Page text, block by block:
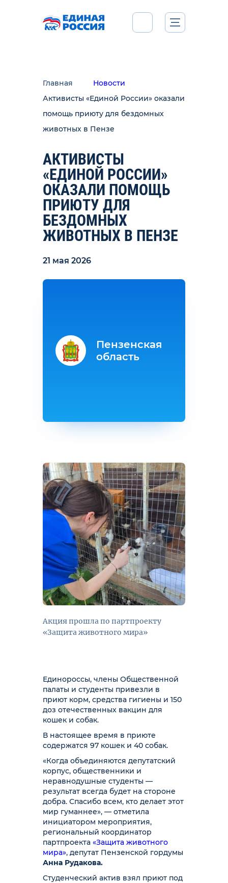
Главная
Новости
Активисты «Единой России» оказали
помощь приюту для бездомных
животных в Пензе
АКТИВИСТЫ
«ЕДИНОЙ РОССИИ»
ОКАЗАЛИ ПОМОЩЬ
ПРИЮТУ ДЛЯ
БЕЗДОМНЫХ
ЖИВОТНЫХ В ПЕНЗЕ
21 мая 2026
Акция прошла по партпроекту
«Защита животного мира»
Единороссы, члены Общественной
палаты и студенты привезли в
приют корм, средства гигиены и 150
доз отечественных вакцин для
кошек и собак.
В настоящее время в приюте
содержатся 97 кошек и 40 собак.
«Когда объединяются депутатский
корпус, общественники и
неравнодушные студенты —
результат всегда будет на стороне
добра. Спасибо всем, кто делает этот
мир гуманнее», — отметила
инициатором мероприятия,
региональный координатор
партпроекта «Защита животного
мира», депутат Пензенской гордумы
Анна Рудакова.
Студенческий актив взял приют под
Пензенская
область